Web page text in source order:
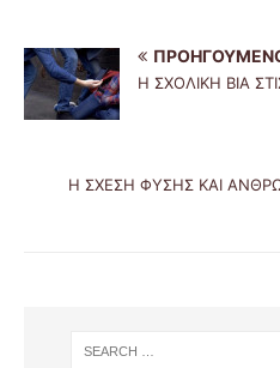
Η ΣΧΟΛΙΚΗ ΒΙΑ
Η ΣΧΕΣΗ ΦΥΣΗΣ ΚΑΙ